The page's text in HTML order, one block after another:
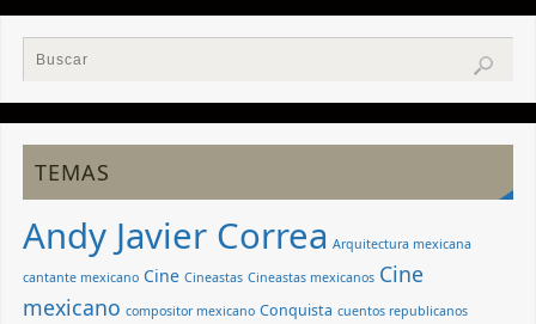
TEMAS
Andy Javier Correa Arquitectura mexicana
cantante mexicano Cine Cineastas Cineastas mexicanos Cine
mexicano compositor mexicano Conquista cuentos republicanos